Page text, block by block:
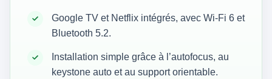
Google TV et Netflix intégrés, avec Wi‑Fi 6 et
Bluetooth 5.2.
Installation simple grâce à l’autofocus, au
keystone auto et au support orientable.